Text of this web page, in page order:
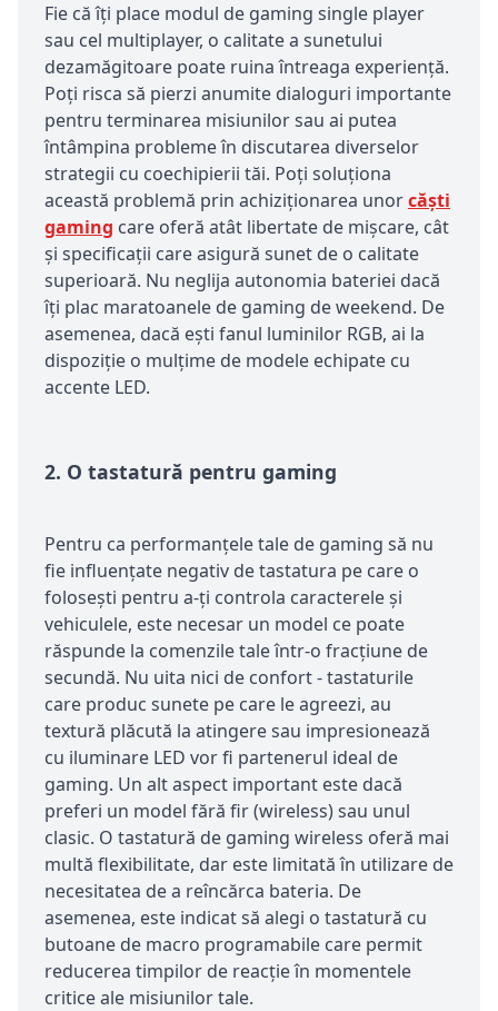
Fie că îți place modul de gaming single player
sau cel multiplayer, o calitate a sunetului
dezamăgitoare poate ruina întreaga experiență.
Poți risca să pierzi anumite dialoguri importante
pentru terminarea misiunilor sau ai putea
întâmpina probleme în discutarea diverselor
strategii cu coechipierii tăi. Poți soluționa
această problemă prin achiziționarea unorcăști
gaming care oferă atât libertate de mișcare, cât
și specificații care asigură sunet de o calitate
superioară. Nu neglija autonomia bateriei dacă
îți plac maratoanele de gaming de weekend. De
asemenea, dacă ești fanul luminilor RGB, ai la
dispoziție o mulțime de modele echipate cu
accente LED.
2. O tastatură pentru gaming
Pentru ca performanțele tale de gaming să nu
fie influențate negativ de tastatura pe care o
folosești pentru a-ți controla caracterele și
vehiculele, este necesar un model ce poate
răspunde la comenzile tale într-o fracțiune de
secundă. Nu uita nici de confort - tastaturile
care produc sunete pe care le agreezi, au
textură plăcută la atingere sau impresionează
cu iluminare LED vor fi partenerul ideal de
gaming. Un alt aspect important este dacă
preferi un model fără fir (wireless) sau unul
clasic. O tastatură de gaming wireless oferă mai
multă flexibilitate, dar este limitată în utilizare de
necesitatea de a reîncărca bateria. De
asemenea, este indicat să alegi o tastatură cu
butoane de macro programabile care permit
reducerea timpilor de reacție în momentele
critice ale misiunilor tale.